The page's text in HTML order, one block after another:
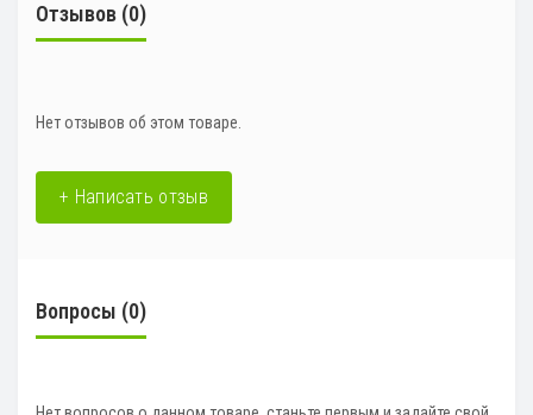
Отзывов (0)
Нет отзывов об этом товаре.
+ Написать отзыв
Вопросы (0)